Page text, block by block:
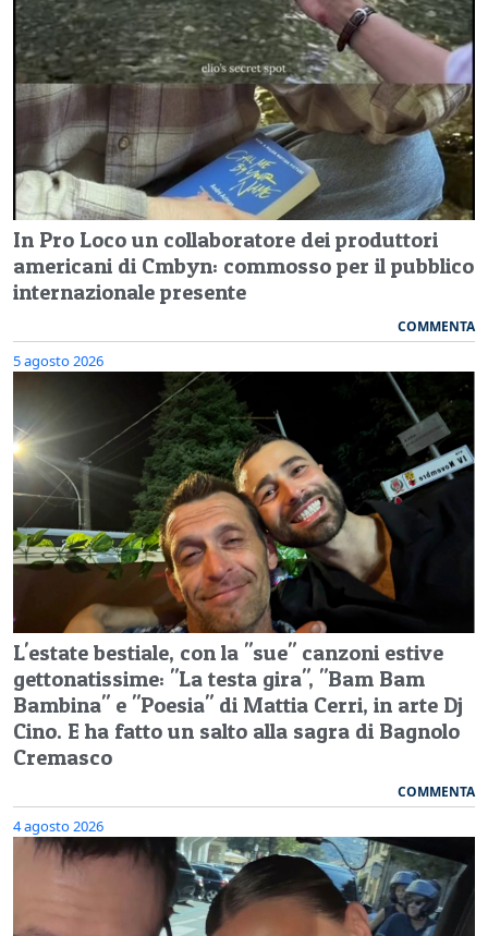
In Pro Loco un collaboratore dei produttori
americani di Cmbyn: commosso per il pubblico
internazionale presente
COMMENTA
5 agosto 2026
L'estate bestiale, con la "sue" canzoni estive
gettonatissime: "La testa gira", "Bam Bam
Bambina" e "Poesia" di Mattia Cerri, in arte Dj
Cino. E ha fatto un salto alla sagra di Bagnolo
Cremasco
COMMENTA
4 agosto 2026